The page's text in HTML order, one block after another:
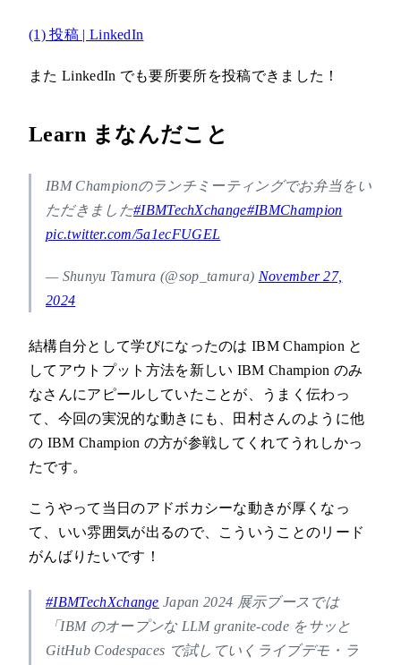
(1) 投稿 | LinkedIn
また LinkedIn でも要所要所を投稿できました！
Learn まなんだこと
IBM Championのランチミーティングでお弁当をい
ただきました#IBMTechXchange#IBMChampion
pic.twitter.com/5a1ecFUGEL
— Shunyu Tamura (@sop_tamura) November 27,
2024
結構自分として学びになったのは IBM Champion と
してアウトプット方法を新しい IBM Champion のみ
なさんにアピールしていたことが、うまく伝わっ
て、今回の実況的な動きにも、田村さんのように他
の IBM Champion の方が参戦してくれてうれしかっ
たです。
こうやって当日のアドボカシーな動きが厚くなっ
て、いい雰囲気が出るので、こういうことのリード
がんばりたいです！
#IBMTechXchange Japan 2024 展示ブースでは
「IBM のオープンな LLM granite-code をサッと
GitHub Codespaces で試していくライブデモ・ラ